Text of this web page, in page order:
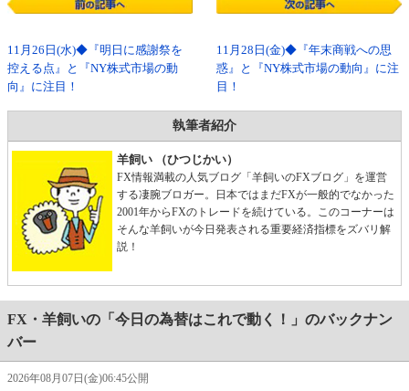
11月26日(水)◆『明日に感謝祭を
控える点』と『NY株式市場の動
向』に注目！
11月28日(金)◆『年末商戦への思
惑』と『NY株式市場の動向』に注
目！
執筆者紹介
羊飼い （ひつじかい）
FX情報満載の人気ブログ「羊飼いのFXブログ」を運営
する凄腕ブロガー。日本ではまだFXが一般的でなかった
2001年からFXのトレードを続けている。このコーナーは
そんな羊飼いが今日発表される重要経済指標をズバリ解
説！
FX・羊飼いの「今日の為替はこれで動く！」のバックナン
バー
2026年08月07日(金)06:45公開